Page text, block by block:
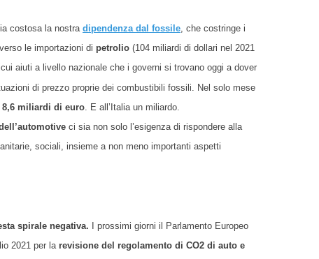
costosa la nostra dipendenza dal fossile, che costringe i
le importazioni di petrolio (104 miliardi di dollari nel 2021
aiuti a livello nazionale che i governi si trovano oggi a dover
di prezzo proprie dei combustibili fossili. Nel solo mese
8,6 miliardi di euro. E all’Italia un miliardo.
ci sia non solo l’esigenza di rispondere alla
sociali, insieme a non meno importanti aspetti
spirale negativa. I prossimi giorni il Parlamento Europeo
2021 per la revisione del regolamento di CO2 di auto e